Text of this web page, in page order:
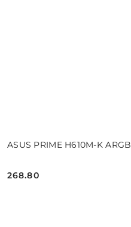
ASUS PRIME H610M-K ARGB
Cena:
268.80